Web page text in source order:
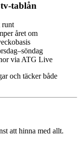
tablån
runt
året om
via ATG Live
och täcker både
att hinna med allt.